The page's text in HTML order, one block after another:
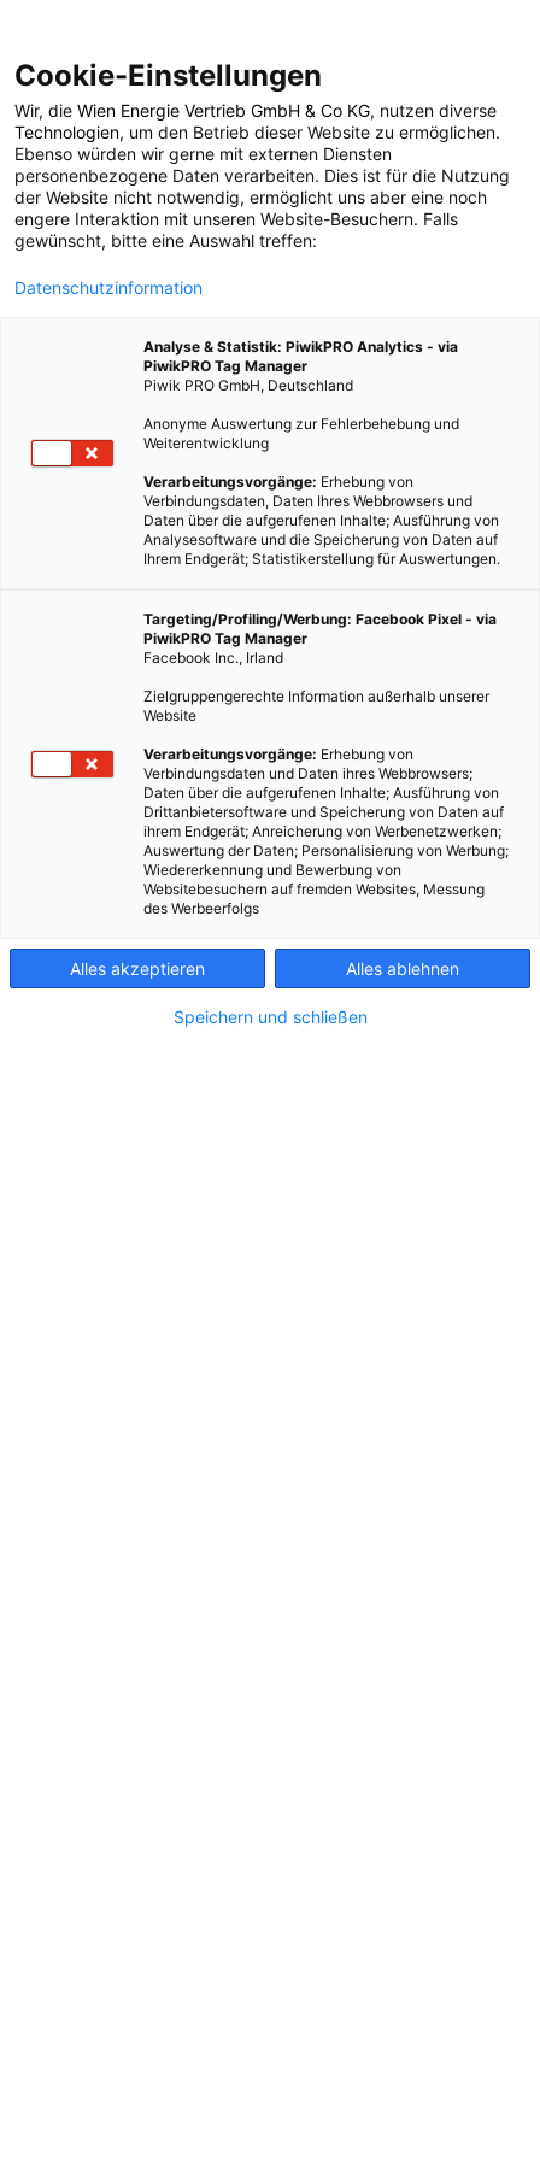
POSTS BY TAG
Glas statt Plastik
1 BEITRAG
Cookie-Einstellungen
Wir, die Wien Energie Vertrieb GmbH & Co KG, nutzen diverse
Technologien, um den Betrieb dieser Website zu ermöglichen.
Ebenso würden wir gerne mit externen Diensten
personenbezogene Daten verarbeiten. Dies ist für die Nutzung
der Website nicht notwendig, ermöglicht uns aber eine noch
engere Interaktion mit unseren Website-Besuchern. Falls
gewünscht, bitte eine Auswahl treffen:
Datenschutzinformation
Analyse & Statistik: PiwikPRO Analytics - via
PiwikPRO Tag Manager
Piwik PRO GmbH, Deutschland
Anonyme Auswertung zur Fehlerbehebung und
Weiterentwicklung
Verarbeitungsvorgänge: Erhebung von
Verbindungsdaten, Daten Ihres Webbrowsers und
Daten über die aufgerufenen Inhalte; Ausführung von
Analysesoftware und die Speicherung von Daten auf
Ihrem Endgerät; Statistikerstellung für Auswertungen.
Targeting/Profiling/Werbung: Facebook Pixel - via
PiwikPRO Tag Manager
Facebook Inc., Irland
Zielgruppengerechte Information außerhalb unserer
Website
Verarbeitungsvorgänge: Erhebung von
Verbindungsdaten und Daten ihres Webbrowsers;
Daten über die aufgerufenen Inhalte; Ausführung von
Drittanbietersoftware und Speicherung von Daten auf
ihrem Endgerät; Anreicherung von Werbenetzwerken;
Auswertung der Daten; Personalisierung von Werbung;
Wiedererkennung und Bewerbung von
Websitebesuchern auf fremden Websites, Messung
des Werbeerfolgs
Alles akzeptieren Alles ablehnen
Speichern und schließen